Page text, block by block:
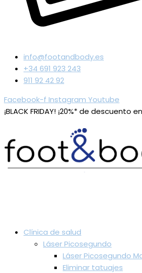
info@footandbody.es
+34 691 923 243
911 92 42 92
Facebook-f Instagram Youtube
¡BLACK FRIDAY! ¡20%* de descuento
Clínica de salud
Láser Picosegundo
Láser Picosegundo
Eliminar tatuajes